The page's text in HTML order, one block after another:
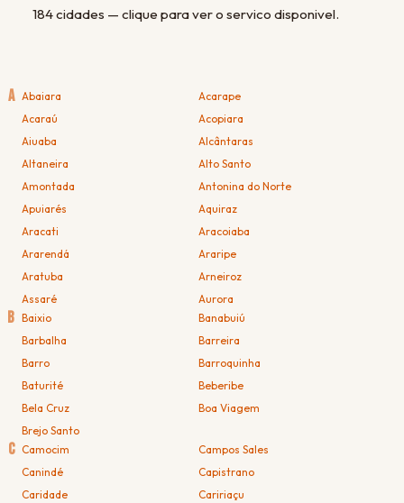
184 cidades — clique para ver o servico disponivel.
A Abaiara
Acarape
Acaraú
Acopiara
Aiuaba
Alcântaras
Altaneira
Alto Santo
Amontada
Antonina do Norte
Apuiarés
Aquiraz
Aracati
Aracoiaba
Ararendá
Araripe
Aratuba
Arneiroz
Assaré
Aurora
B Baixio
Banabuiú
Barbalha
Barreira
Barro
Barroquinha
Baturité
Beberibe
Bela Cruz
Boa Viagem
Brejo Santo
C Camocim
Campos Sales
Canindé
Capistrano
Caridade
Caririaçu